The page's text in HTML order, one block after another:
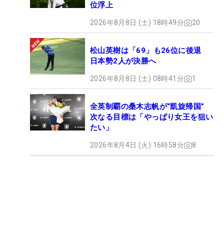
位浮上
2026年8月8日 (土) 18時49分 20
松山英樹は「69」も26位に後退
日本勢2人が決勝へ
2026年8月8日 (土) 08時41分 1
全英制覇の桑木志帆が“凱旋帰国”
次なる目標は「やっぱり女王を狙い
たい」
2026年8月4日 (火) 16時58分 8